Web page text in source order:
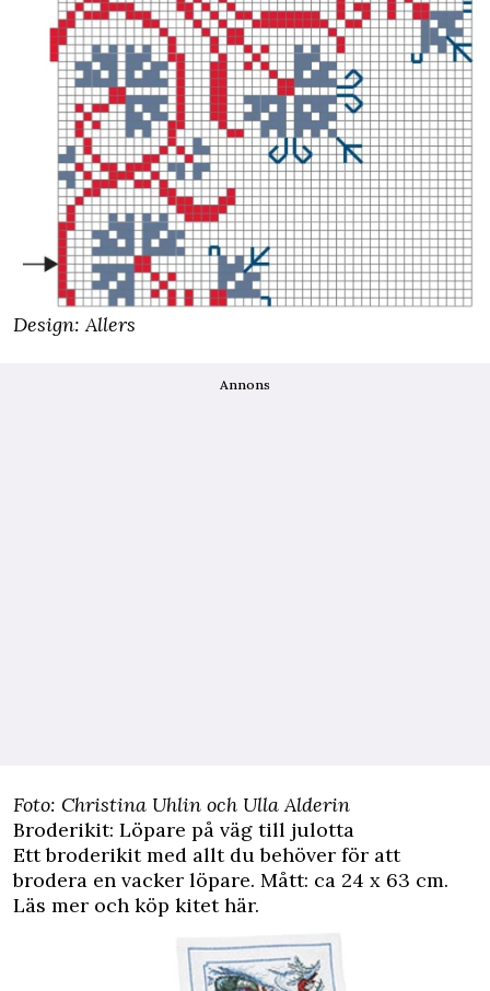
Design: Allers
Annons
Foto: Christina Uhlin och Ulla Alderin
Broderikit: Löpare på väg till julotta
Ett broderikit med allt du behöver för att
brodera en vacker löpare. Mått: ca 24 x 63 cm.
Läs mer och köp kitet här.